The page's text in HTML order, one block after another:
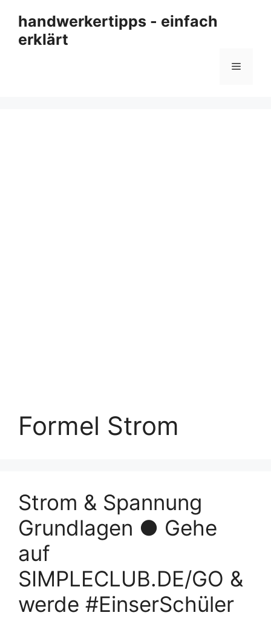
Inhalt
springen
handwerkertipps - einfach
erklärt
Menü
Formel Strom
Strom & Spannung
Grundlagen ● Gehe
auf
SIMPLECLUB.DE/GO &
werde #EinserSchüler